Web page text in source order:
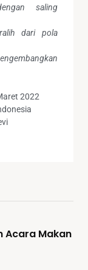
saling
dari pola
2022
Acara Makan